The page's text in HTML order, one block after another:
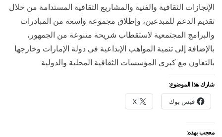
الإنجازات الثقافية والفنية والمشاريع الثقافية المستدامة من خلال
تقديم الدعم للمبدعين، وإطلاق مجموعة واسعة من المبادرات
والبرامج المجتمعية لاستقطاب شريحة متنوعة من الجمهور،
بالإضافة إلى تنمية المواهب الإبداعية في دولة الإمارات وخارجها
بالتعاون مع كبرى المؤسسات الثقافية المحلية والدولية
شارك هذا الموضوع:
فيس بوك X
معجب بهذه: